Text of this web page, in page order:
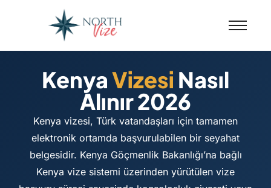
KenyaVizesi Nasıl
Alınır 2026
Kenya vizesi, Türk vatandaşları için tamamen
elektronik ortamda başvurulabilen bir seyahat
belgesidir. Kenya Göçmenlik Bakanlığı’na bağlı
Kenya vize sistemi üzerinden yürütülen vize